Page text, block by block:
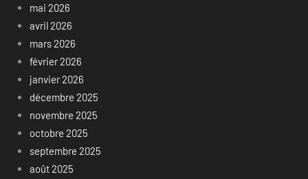
mai 2026
avril 2026
mars 2026
février 2026
janvier 2026
décembre 2025
novembre 2025
octobre 2025
septembre 2025
août 2025